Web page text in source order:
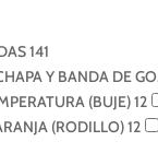
141
Y BANDA DE
(BUJE)12
(RODILLO)12